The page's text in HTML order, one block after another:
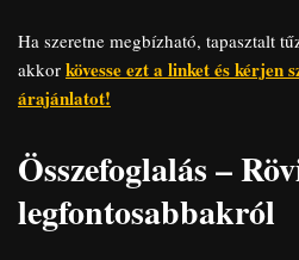
Ha szeretne megbízható, tapasztalt
akkor kövesse ezt a linket és kérjen
árajánlatot!
Összefoglalás –
legfontosabbakról